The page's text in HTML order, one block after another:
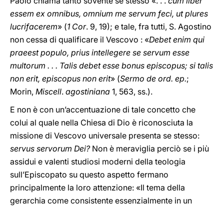
essem ex omnibus, omnium me servum feci, ut plures
lucrifacerem» (1 Cor. 9, 19); e tale, fra tutti, S. Agostino
non cessa di qualificare il Vescovo : «Debet enim qui
praeest populo, prius intellegere se servum esse
multorum . . . Talis debet esse bonus episcopus; si talis
non erit, episcopus non erit» (Sermo de ord. ep.;
Morin, Miscell. agostiniana 1, 563, ss.).
E non è con un’accentuazione di tale concetto che
colui al quale nella Chiesa di Dio è riconosciuta la
missione di Vescovo universale presenta se stesso:
servus servorum Dei?Non è meraviglia perciò se i più
assidui e valenti studiosi moderni della teologia
sull’Episcopato su questo aspetto fermano
principalmente la loro attenzione: «Il tema della
gerarchia come consistente essenzialmente in un